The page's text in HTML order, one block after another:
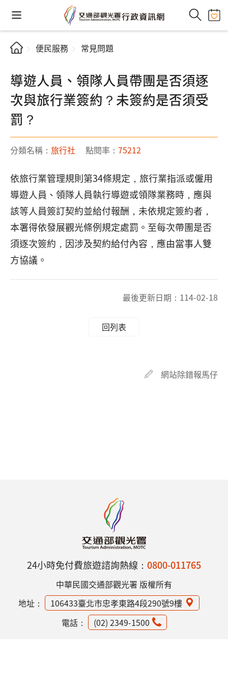
便民服務 常見問題
導遊人員、領隊人員帶團是否須逐
次與旅行業簽約？未簽約是否須受
罰？
分類名稱： 旅行社 點閱率： 75212
依旅行業管理規則第34條規定，旅行業指派或僱用
導遊人員、領隊人員執行導遊或領隊業務時，應與
該等人員簽訂契約並給付報酬，未依規定簽約者，
本署得依發展觀光條例規定處罰。至每次帶團是否
須逐次簽約，因涉及契約給付內容，應由當事人雙
方協議。
最後更新日期： 114-02-18
回列表
網站除錯報馬仔
24小時免付費旅遊諮詢熱線： 0800-011765
中華民國交通部觀光署 版權所有
地址：
106433臺北市忠孝東路4段290號9樓
電話：
(02) 2349-1500